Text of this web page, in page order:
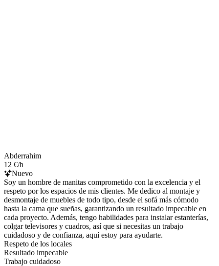
Abderrahim
12 €/h
Nuevo
Soy un hombre de manitas comprometido con la excelencia y el
respeto por los espacios de mis clientes. Me dedico al montaje y
desmontaje de muebles de todo tipo, desde el sofá más cómodo
hasta la cama que sueñas, garantizando un resultado impecable en
cada proyecto. Además, tengo habilidades para instalar estanterías,
colgar televisores y cuadros, así que si necesitas un trabajo
cuidadoso y de confianza, aquí estoy para ayudarte.
Respeto de los locales
Resultado impecable
Trabajo cuidadoso